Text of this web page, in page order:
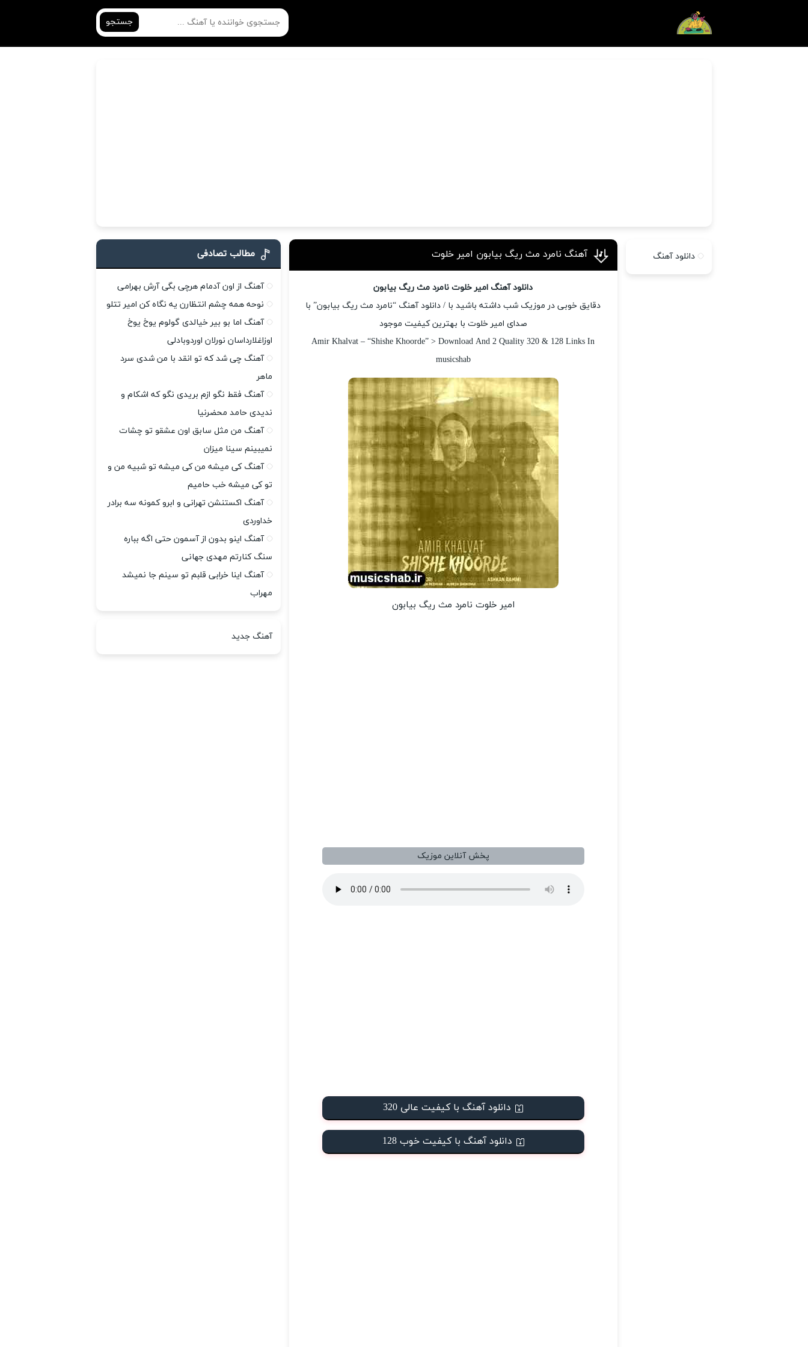
جستجو
آهنگ نامرد مث ریگ بیابون امیر خلوت
دانلود آهنگ امیر خلوت نامرد مث ریگ بیابون
دقایق خوبی در موزیک شب داشته باشید با / دانلود آهنگ “نامرد مث ریگ بیابون” با
صدای امیر خلوت با بهترین کیفیت موجود
Amir Khalvat – “Shishe Khoorde” > Download And 2 Quality 320 & 128 Links In
musicshab
امیر خلوت نامرد مث ریگ بیابون
پخش آنلاین موزیک
دانلود آهنگ با کیفیت عالی 320
دانلود آهنگ با کیفیت خوب 128
دانلود آهنگ مطالب تصادفی
آهنگ از اون آدمام هرچی بگی آرش بهرامی
نوحه همه چشم انتظارن یه نگاه کن امیر تتلو
آهنگ اما بو بیر خیالدی گولوم یوخ یوخ
اوزاغلارداسان نورلان اوردوبادلی
آهنگ چی شد که تو انقد با من شدی سرد
ماهر
آهنگ فقط نگو ازم بریدی نگو که اشکام و
ندیدی حامد محضرنیا
آهنگ من مثل سابق اون عشقو تو چشات
نمیبینم سینا میزان
آهنگ کی میشه من کی میشه تو شبیه من و
تو کی میشه خب حامیم
آهنگ اکستنشن تهرانی و ابرو کمونه سه برادر
خداوردی
آهنگ اینو بدون از آسمون حتی اگه بباره
سنگ کنارتم مهدی جهانی
آهنگ اینا خرابی قلبم تو سینم جا نمیشد
مهراب
آهنگ جدید